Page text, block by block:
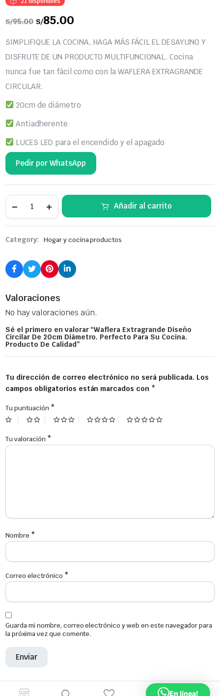
S/95.00 El
precio
era:
S/95.00.
S/85.00El
precio
es:
S/85.00.
SIMPLIFIQUE LA COCINA, HAGA MÁS FÁCIL EL DESAYUNO Y
DISFRUTE DE UN PRODUCTO MULTIFUNCIONAL. Cocina
nunca fue tan fácil como con la WAFLERA EXTRAGRANDE
CIRCULAR.
20cm de diámetro
Antiadherente
LUCES LED para el encendido y el apagado
Pedir por WhatsApp
Extragrande
Circilar
20cm
Para
Su
De
Calidad
cantidad
Añadir al carrito
Category: Hogar y cocina productos
Valoraciones
No hay valoraciones aún.
Sé el primero en valorar “Waflera Extragrande Diseño
Circilar De 20cm Diámetro. Perfecto Para Su Cocina.
Producto De Calidad”
Tu dirección de correo electrónico no será publicada. Los
campos obligatorios están marcados con *
Tu puntuación *
Tu valoración *
Nombre *
Correo electrónico *
Guarda mi nombre, correo electrónico y web en este navegador para
la próxima vez que comente.
Productos relacionados En línea!